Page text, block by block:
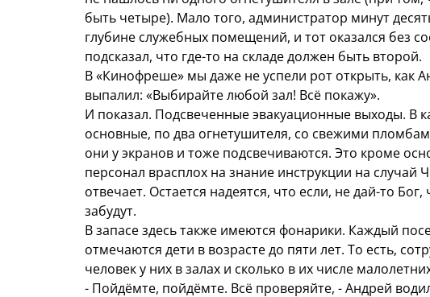
быть четыре). Мало того, администратор минут
глубине служебных помещений, и тот оказался без
подсказал, что где-то на складе должен быть второй.
В «Кинофреше» мы даже не успели рот открыть, как
выпалил: «Выбирайте любой зал! Всё покажу».
И показал. Подсвеченные эвакуационные выходы. В
основные, по два огнетушителя, со свежими
они у экранов и тоже подсвечиваются. Это кроме
персонал врасплох на знание инструкции на случай
отвечает. Остается надеятся, что если, не дай-то
забудут.
В запасе здесь также имеются фонарики. Каждый
отмечаются дети в возрасте до пяти лет. То есть,
человек у них в залах и сколько в их числе
- Пойдёмте, пойдёмте. Всё проверяйте, - Андрей